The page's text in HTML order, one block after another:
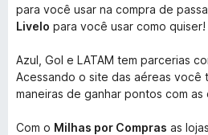
para você usar na compra de
Livelo para você usar como quiser!
Azul, Gol e LATAM tem parcerias
Acessando o site das aéreas você
maneiras de ganhar pontos com as
Com o Milhas por Compras as